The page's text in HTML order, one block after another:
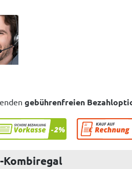
gebührenfreien
Kombiregal